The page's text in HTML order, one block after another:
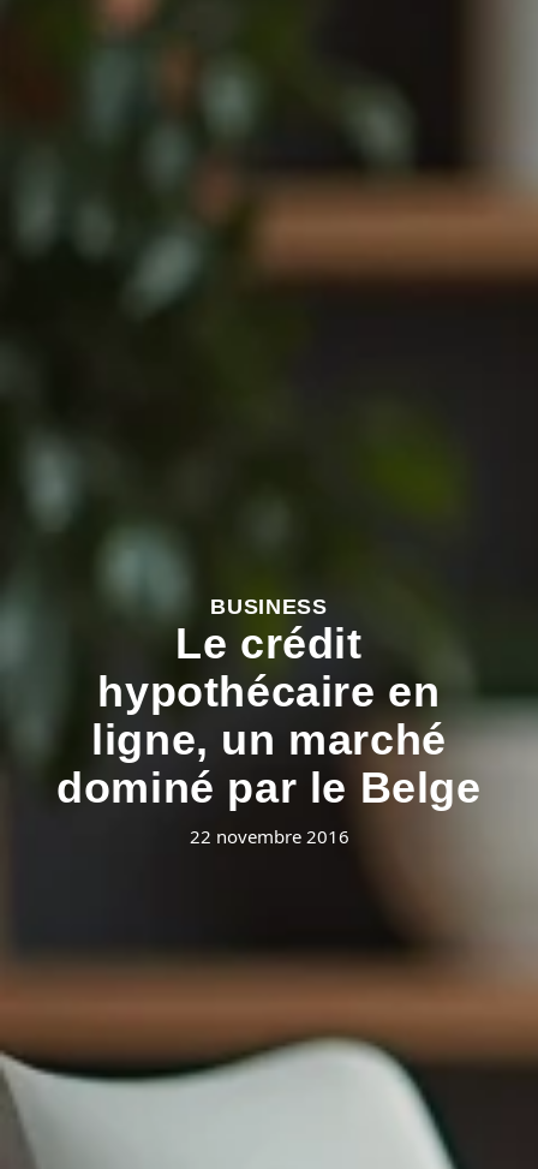
BUSINESS
Le crédit
hypothécaire en
ligne, un marché
dominé par le Belge
22 novembre 2016